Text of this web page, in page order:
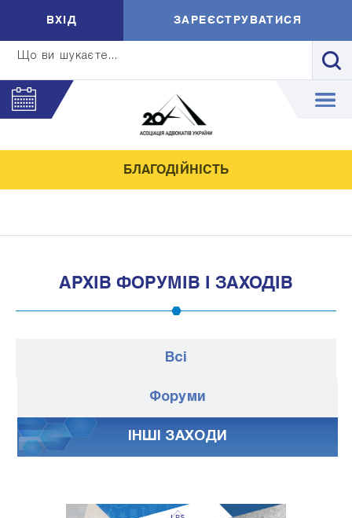
Що ви шукаєте...
ВXIД ЗАРЕЄСТРУВАТИСЯ
БЛАГОДІЙНІСТЬ
АРХІВ ФОРУМІВ І ЗАХОДІВ
Всі
Форуми
IНШI ЗАХОДИ